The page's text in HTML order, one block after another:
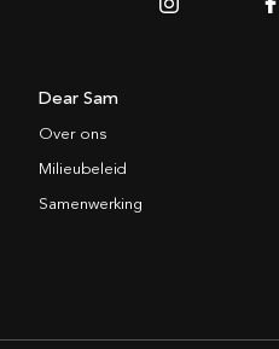
Dear Sam
Over ons
Milieubeleid
Samenwerking